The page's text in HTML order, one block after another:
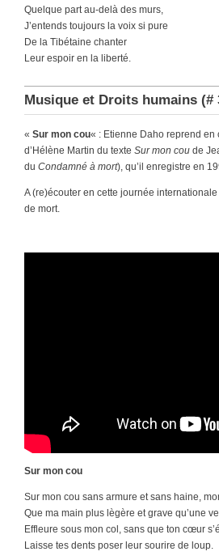
Quelque part au-delà des murs,
J’entends toujours la voix si pure
De la Tibétaine chanter
Leur espoir en la liberté.
Musique et Droits humains (#
« Sur mon cou« : Etienne Daho reprend en
d’Hélène Martin du texte Sur mon cou de
du Condamné à mort), qu’il enregistre en
A (re)écouter en cette journée
de mort.
Sur mon cou
Sur mon cou sans armure et sans haine,
Que ma main plus lègère et grave qu’une
Effleure sous mon col, sans que ton cœur
Laisse tes dents poser leur sourire de loup.